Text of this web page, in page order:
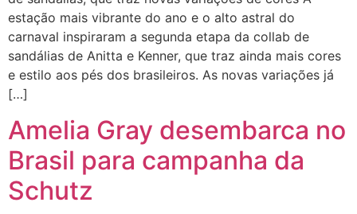
estação mais vibrante do ano e o alto astral do
carnaval inspiraram a segunda etapa da collab de
sandálias de Anitta e Kenner, que traz ainda mais cores
e estilo aos pés dos brasileiros. As novas variações já
[…]
Amelia Gray desembarca no
Brasil para campanha da
Schutz